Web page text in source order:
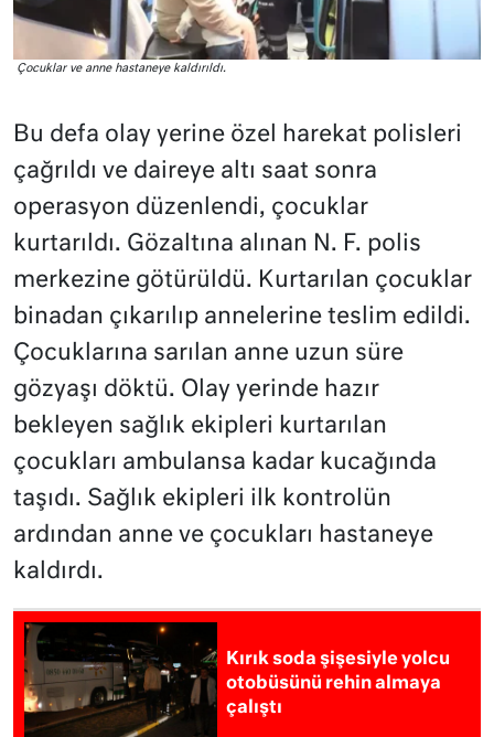
Çocuklar ve anne hastaneye kaldırıldı.
Bu defa olay yerine özel harekat polisleri
çağrıldı ve daireye altı saat sonra
operasyon düzenlendi, çocuklar
kurtarıldı. Gözaltına alınan N. F. polis
merkezine götürüldü. Kurtarılan çocuklar
binadan çıkarılıp annelerine teslim edildi.
Çocuklarına sarılan anne uzun süre
gözyaşı döktü. Olay yerinde hazır
bekleyen sağlık ekipleri kurtarılan
çocukları ambulansa kadar kucağında
taşıdı. Sağlık ekipleri ilk kontrolün
ardından anne ve çocukları hastaneye
kaldırdı.
Kırık soda şişesiyle yolcu
otobüsünü rehin almaya
çalıştı